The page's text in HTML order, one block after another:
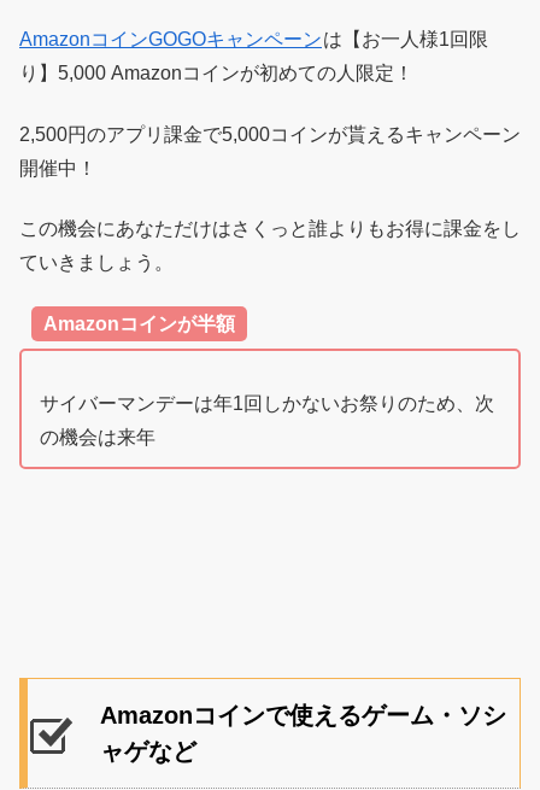
AmazonコインGOGOキャンペーンは【お一人様1回限
り】5,000 Amazonコインが初めての人限定！
2,500円のアプリ課金で5,000コインが貰えるキャンペーン
開催中！
この機会にあなただけはさくっと誰よりもお得に課金をし
ていきましょう。
Amazonコインが半額
サイバーマンデーは年1回しかないお祭りのため、次
の機会は来年
Amazonコインで使えるゲーム・ソシ
ャゲなど